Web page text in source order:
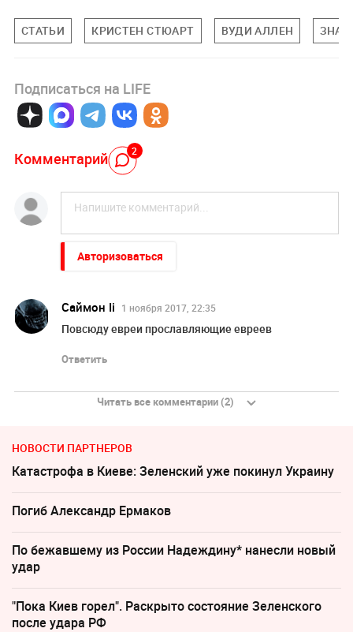
СТАТЬИ КРИСТЕН СТЮАРТ ВУДИ АЛЛЕН
Подписаться на LIFE
Комментарий 2
Авторизоваться
Саймон Ii 1 ноября 2017, 22:35
Повсюду евреи прославляющие евреев
Ответить
Читать все комментарии (2)
НОВОСТИ ПАРТНЕРОВ
Катастрофа в Киеве: Зеленский уже покинул Украину
Погиб Александр Ермаков
По бежавшему из России Надеждину* нанесли новый
удар
"Пока Киев горел". Раскрыто состояние Зеленского
после удара РФ